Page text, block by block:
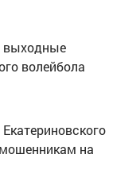
выходные
волейбола
на